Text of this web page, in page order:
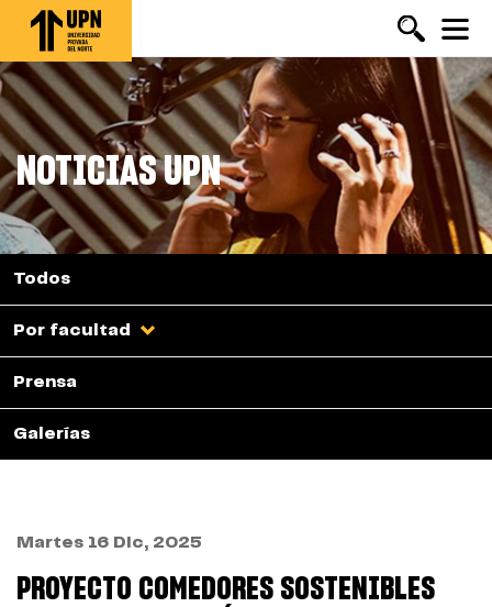
Pasar
contenido
principal
NOTICIAS UPN
Todos
Por facultad
Prensa
Galerías
Martes 16 Dic, 2025
PROYECTO COMEDORES SOSTENIBLES